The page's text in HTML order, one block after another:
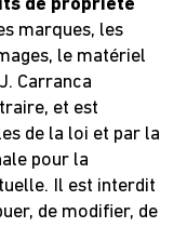
de propriété
marques, les
le matériel
Carranca
et est
de la loi et par la
pour la
Il est interdit
de modifier, de